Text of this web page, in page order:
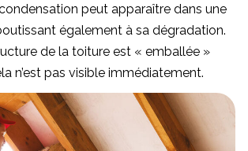
peut apparaître dans une
également à sa dégradation.
de la toiture est « emballée »
n’est pas visible immédiatement.